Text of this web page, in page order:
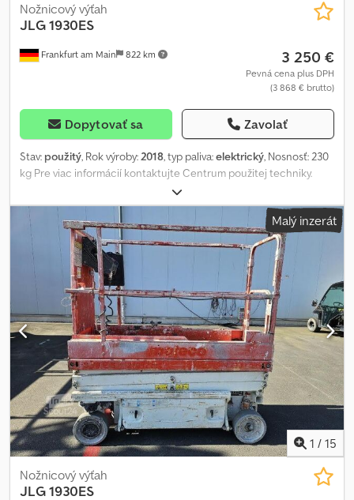
Frankfurt am Main 822 km
Nožnicový výťah
JLG1930ES
3 250 €
Pevná cena plus DPH
(3 868 € brutto)
Dopytovať sa Zavolať
Stav: použitý, Rok výroby:2018, typ paliva:elektrický, Nosnosť: 230
kg Pre viac informácií kontaktujte Centrum použitej techniky.
Malý inzerát
1 / 15
Nožnicový výťah
JLG1930ES